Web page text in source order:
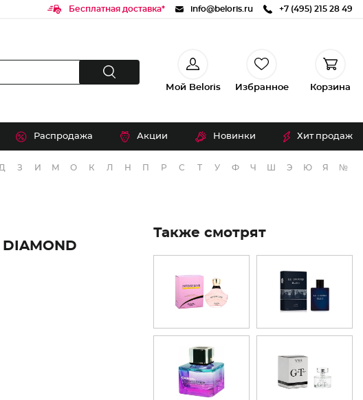
Бесплатная доставка* info@beloris.ru +7 (495) 215 28 49
Мой Beloris Избранное Корзина
Распродажа Акции Новинки Хит продаж
Д З И М О К Л Н П Р С Т У Ф Ч Э Ю Я №
Также смотрят